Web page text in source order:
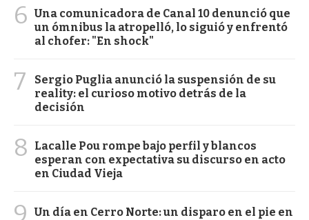
6 Una comunicadora de Canal 10 denunció que
un ómnibus la atropelló, lo siguió y enfrentó
al chofer: "En shock"
7
Sergio Puglia anunció la suspensión de su
reality: el curioso motivo detrás de la
decisión
8
Lacalle Pou rompe bajo perfil y blancos
esperan con expectativa su discurso en acto
en Ciudad Vieja
9
Un día en Cerro Norte: un disparo en el pie en